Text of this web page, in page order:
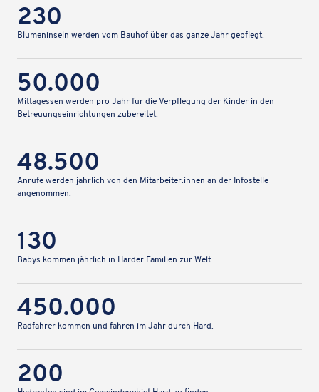
230
Blumen­in­seln werden vom Bauhof über das ganze Jahr gepflegt.
50.000
Mittag­essen werden pro Jahr für die Verpfle­gung der Kinder in den
Betreu­ungs­ein­rich­tun­gen zubereitet.
48.500
Anrufe werden jähr­lich von den Mitarbeiter:innen an der Info­stelle
angenommen.
130
Babys kommen jähr­lich in Harder Fami­lien zur Welt.
450.000
Radfah­rer kommen und fahren im Jahr durch Hard.
200